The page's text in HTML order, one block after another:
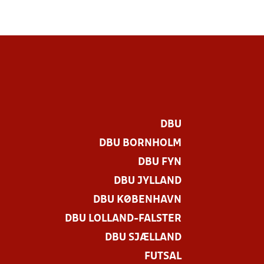
DBU
DBU BORNHOLM
DBU FYN
DBU JYLLAND
DBU KØBENHAVN
DBU LOLLAND-FALSTER
DBU SJÆLLAND
FUTSAL